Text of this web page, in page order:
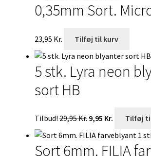
0,35mm Sort.
23,95 Kr. Tilføj til kurv
5 stk. Lyra neon
sort HB
Tilbud!29,95Kr.
oprindelige
pris
var:
9,95 Kr.
pris
er:
Tilføj
Sort 6mm. FILIA